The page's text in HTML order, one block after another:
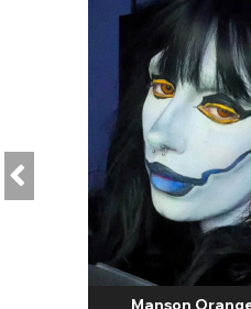
expérience de port magique
la qualité. Légères et
yeux de rester hydratés et
réduisant ainsi les risques
Vous trouverez une variété de
gamme sorcière, qui
de sorcière :
Lentilles de contact Mini Sclera
maléfique ultime pour
Sclera est indispensable ! Ces
transformation spectaculaire,